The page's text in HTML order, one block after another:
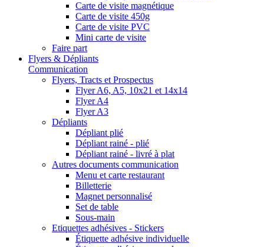
Carte de visite magnétique
Carte de visite 450g
Carte de visite PVC
Mini carte de visite
Faire part
Flyers & Dépliants
Communication
Flyers, Tracts et Prospectus
Flyer A6, A5, 10x21 et 14x14
Flyer A4
Flyer A3
Dépliants
Dépliant plié
Dépliant rainé - plié
Dépliant rainé - livré à plat
Autres documents communication
Menu et carte restaurant
Billetterie
Magnet personnalisé
Set de table
Sous-main
Etiquettes adhésives - Stickers
Étiquette adhésive individuelle